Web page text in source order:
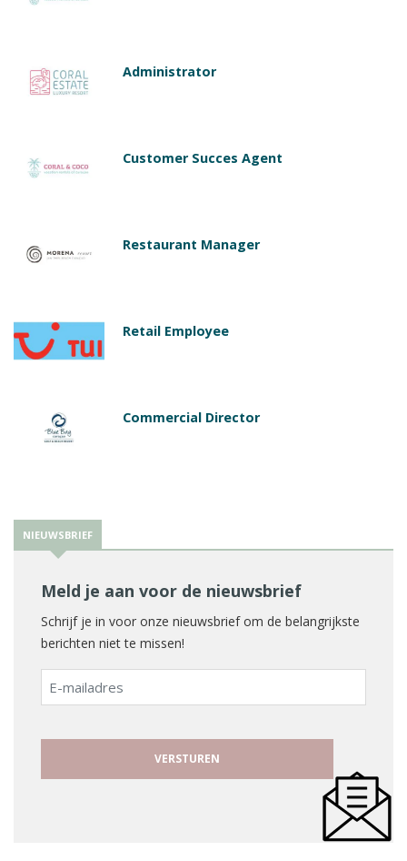
Administrator
Customer Succes Agent
Restaurant Manager
Retail Employee
Commercial Director
NIEUWSBRIEF
Meld je aan voor de nieuwsbrief
Schrijf je in voor onze nieuwsbrief om de belangrijkste
berichten niet te missen!
E-
mailadres